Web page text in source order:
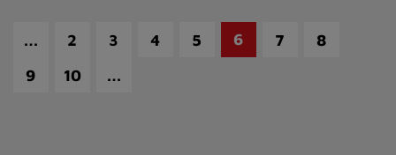
… 2 3 4 5 6 7
8
9
10 …